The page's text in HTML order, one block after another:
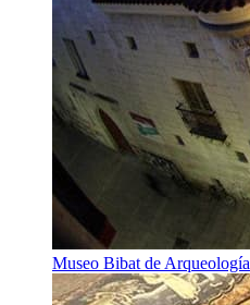
Museo Bibat de Arqueología